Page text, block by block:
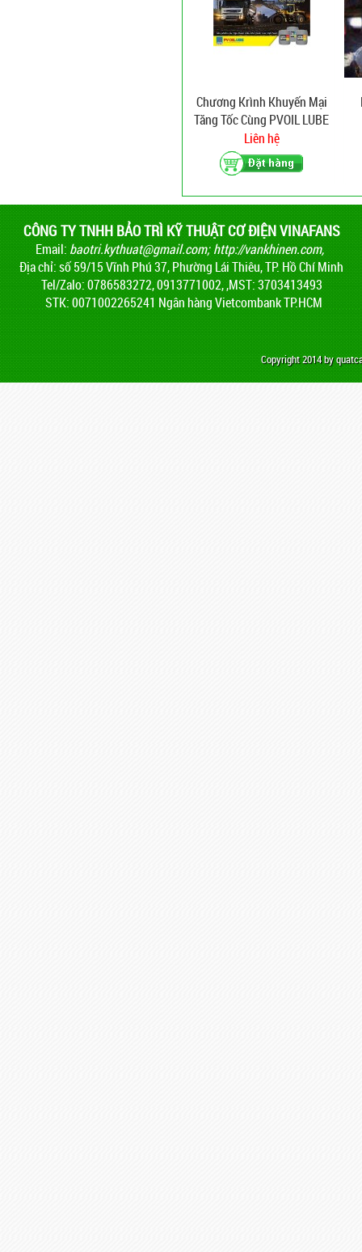
Chương Krình Khuyến Mại
Tăng Tốc Cùng PVOIL LUBE
Liên hệ
CÔNG TY TNHH BẢO TRÌ KỸ THUẬT CƠ ĐIỆN VINAFANS
Email: baotri.kythuat@gmail.com;http://vankhinen.com,
Địa chỉ: số 59/15 Vĩnh Phú 37, Phường Lái Thiêu, TP. Hồ Chí Minh
Tel/Zalo: 0786583272, 0913771002, ,MST: 3703413493
STK: 0071002265241 Ngân hàng Vietcombank TP.HCM
Copyright 2014 by